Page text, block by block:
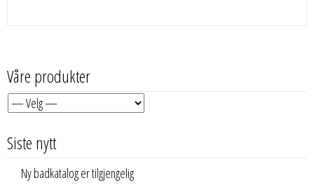
Våre produkter
Siste nytt
Ny badkatalog er tilgjengelig